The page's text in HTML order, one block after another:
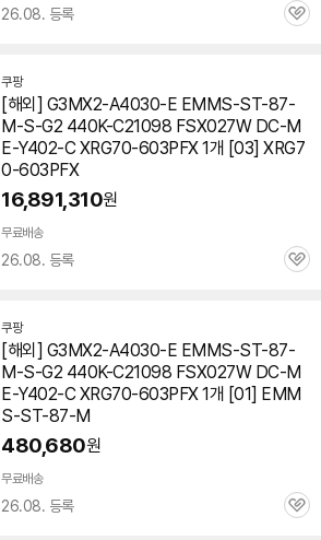
26.08. 등록
관
쿠팡
[해외] G3MX2-A4030-E EMMS-ST-87-
M-S-G2 440K-C21098 FSX027W DC-M
E-Y402-C XRG70-603PFX 1개 [03] XRG7
0-603PFX
16,891,310원
무료배송
26.08. 등록
관
쿠팡
[해외] G3MX2-A4030-E EMMS-ST-87-
M-S-G2 440K-C21098 FSX027W DC-M
E-Y402-C XRG70-603PFX 1개 [01] EMM
S-ST-87-M
480,680원
무료배송
26.08. 등록
관